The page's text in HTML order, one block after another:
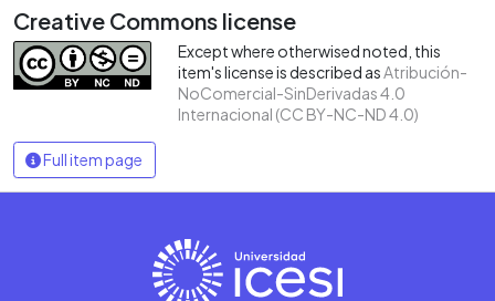
Creative Commons license
Except where otherwised noted, this
item's license is described asAtribución-
NoComercial-SinDerivadas 4.0
Internacional (CC BY-NC-ND 4.0)
Full item page